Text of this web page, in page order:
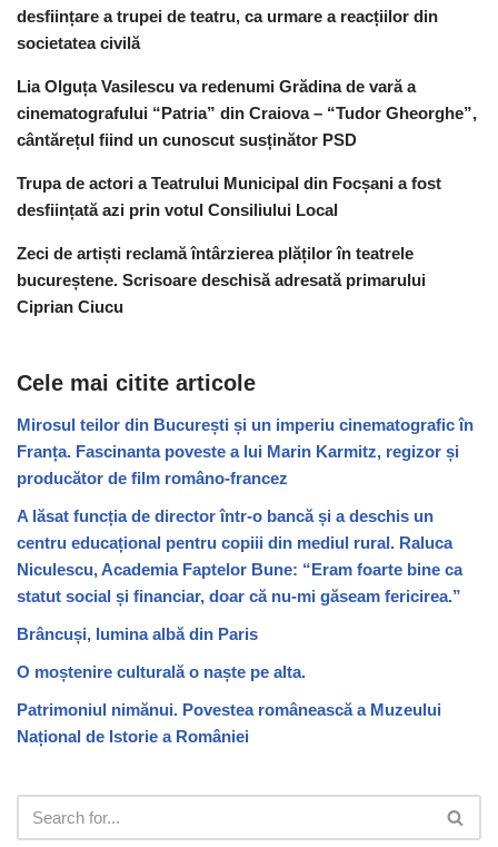
desființare a trupei de teatru, ca urmare a reacțiilor din
societatea civilă
Lia Olguța Vasilescu va redenumi Grădina de vară a
cinematografului “Patria” din Craiova – “Tudor Gheorghe”,
cântărețul fiind un cunoscut susținător PSD
Trupa de actori a Teatrului Municipal din Focșani a fost
desființată azi prin votul Consiliului Local
Zeci de artiști reclamă întârzierea plăților în teatrele
bucureștene. Scrisoare deschisă adresată primarului
Ciprian Ciucu
Cele mai citite articole
Mirosul teilor din București și un imperiu cinematografic în
Franța. Fascinanta poveste a lui Marin Karmitz, regizor și
producător de film româno-francez
A lăsat funcția de director într-o bancă și a deschis un
centru educațional pentru copiii din mediul rural. Raluca
Niculescu, Academia Faptelor Bune: “Eram foarte bine ca
statut social și financiar, doar că nu-mi găseam fericirea.”
Brâncuși, lumina albă din Paris
O moștenire culturală o naște pe alta.
Patrimoniul nimănui. Povestea românească a Muzeului
Național de Istorie a României